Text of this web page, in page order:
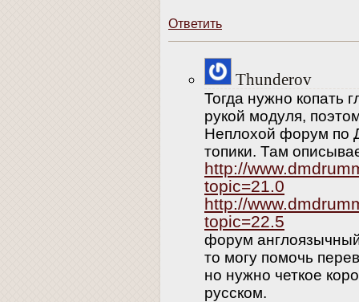
Ответить
Thunderov
Тогда нужно копать
рукой модуля,
Неплохой форум по
топики. Там
http://
topic=21.0
http://
topic=22.5
форум
то могу помочь
но нужно четкое
русском.